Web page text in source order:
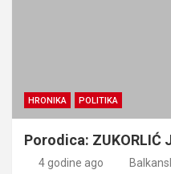
HRONIKA POLITIKA
Porodica: ZUKORLIĆ
4 godine ago